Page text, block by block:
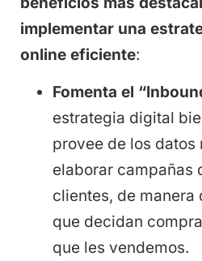
implementar una
online eficiente:
Fomenta el
estrategia digital
provee de los datos
elaborar campañas
clientes, de manera
que decidan
que les vendemos.